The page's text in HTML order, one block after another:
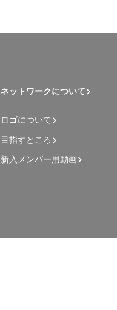
ネットワークについて
ロゴについて
目指すところ
新入メンバー用動画